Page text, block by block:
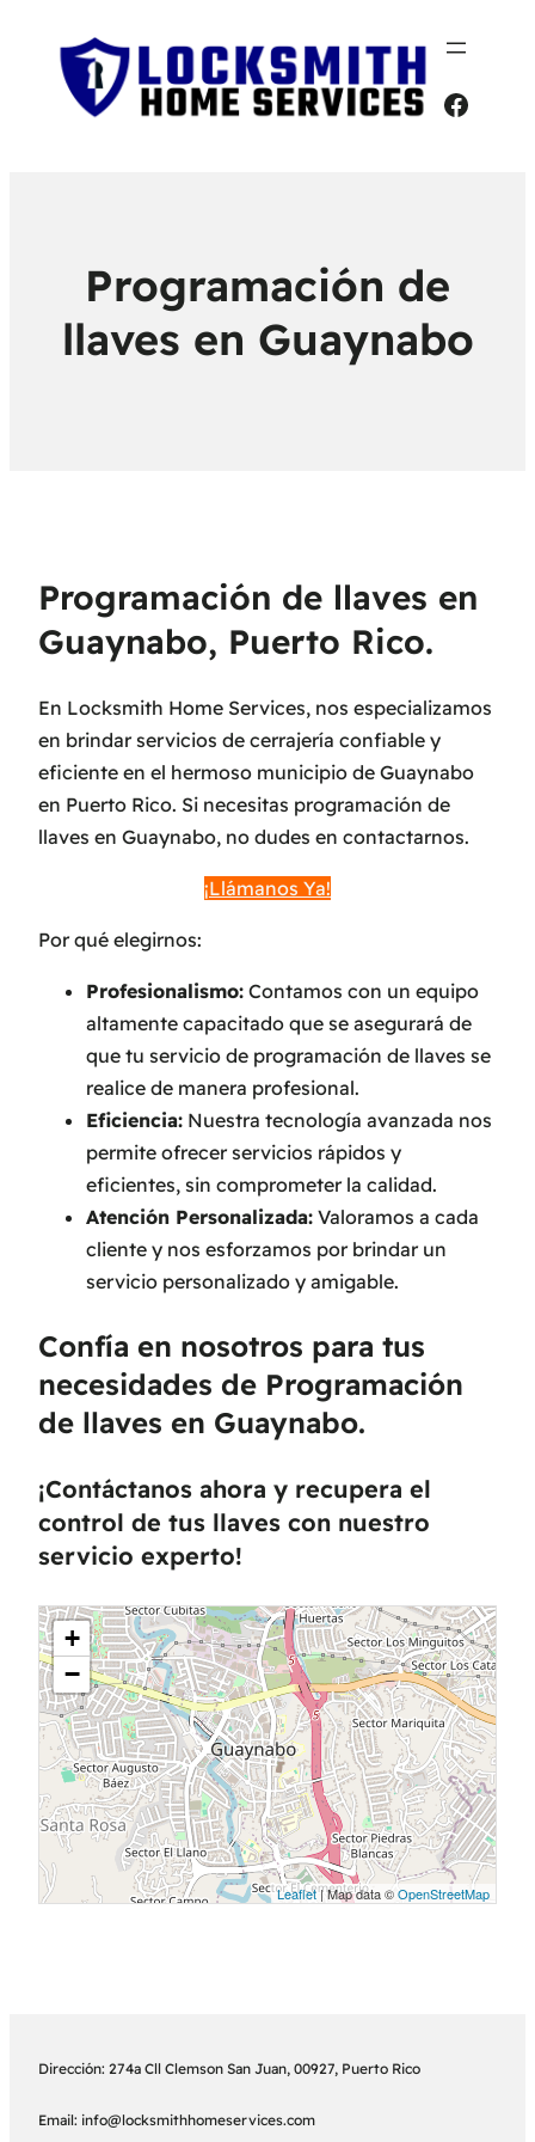
Programación de
llaves en Guaynabo
Programación de llaves en
Guaynabo, Puerto Rico.
En Locksmith Home Services, nos especializamos
en brindar servicios de cerrajería confiable y
eficiente en el hermoso municipio de Guaynabo
en Puerto Rico. Si necesitas programación de
llaves en Guaynabo, no dudes en contactarnos.
¡Llámanos Ya!
Por qué elegirnos:
Profesionalismo: Contamos con un equipo
altamente capacitado que se asegurará de
que tu servicio de programación de llaves se
realice de manera profesional.
Eficiencia: Nuestra tecnología avanzada nos
permite ofrecer servicios rápidos y
eficientes, sin comprometer la calidad.
Atención Personalizada: Valoramos a cada
cliente y nos esforzamos por brindar un
servicio personalizado y amigable.
Confía en nosotros para tus
necesidades de Programación
de llaves en Guaynabo.
¡Contáctanos ahora y recupera el
control de tus llaves con nuestro
servicio experto!
+
−
Leaflet| Map data ©OpenStreetMap
Dirección: 274a Cll Clemson San Juan, 00927, Puerto Rico
Email: info@locksmithhomeservices.com